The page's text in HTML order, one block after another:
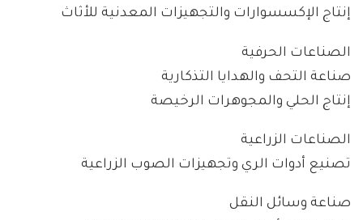
إنتاج الإكسسوارات والتجهيزات المعدنية للأثاث
الصناعات الحرفية
صناعة التحف والهدايا التذكارية
إنتاج الحلي والمجوهرات الرخيصة
الصناعات الزراعية
تصنيع أدوات الري وتجهيزات الصوب الزراعية
صناعة وسائل النقل